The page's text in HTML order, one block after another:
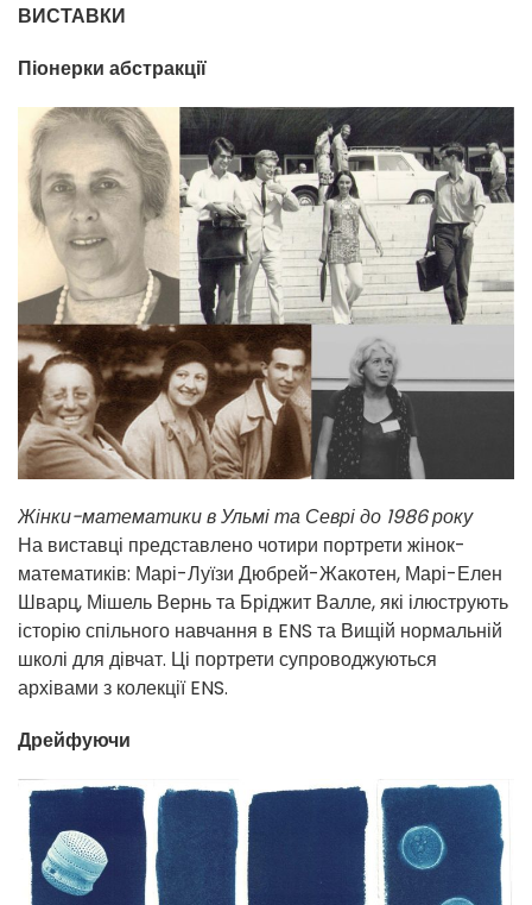
ВИСТАВКИ
Піонерки абстракції
Жінки-математики в Ульмі та Севрі до 1986 року
На виставці представлено чотири портрети жінок-
математиків: Марі-Луїзи Дюбрей-Жакотен, Марі-Елен
Шварц, Мішель Вернь та Бріджит Валле, які ілюструють
історію спільного навчання в ENS та Вищій нормальній
школі для дівчат. Ці портрети супроводжуються
архівами з колекції ENS.
Дрейфуючи